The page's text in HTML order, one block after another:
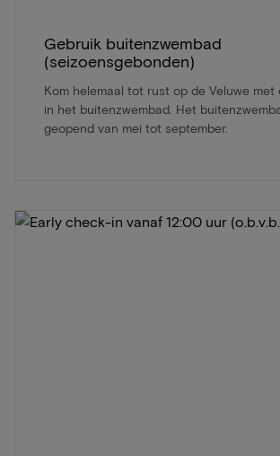
Gebruik buitenzwembad
(seizoensgebonden)
Kom helemaal tot rust op de Veluwe met
in het buitenzwembad. Het
geopend van mei tot september.